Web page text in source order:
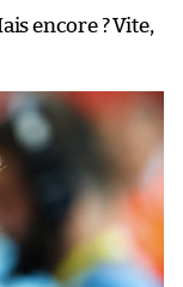
encore ? Vite,